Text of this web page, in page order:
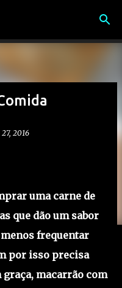
principal
2016
uma carne de
que dão um sabor
frequentar
por isso precisa
graça, macarrão com